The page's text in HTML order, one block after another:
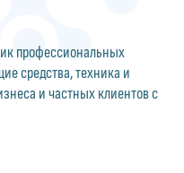
профессиональных
средства, техника и
и частных клиентов с